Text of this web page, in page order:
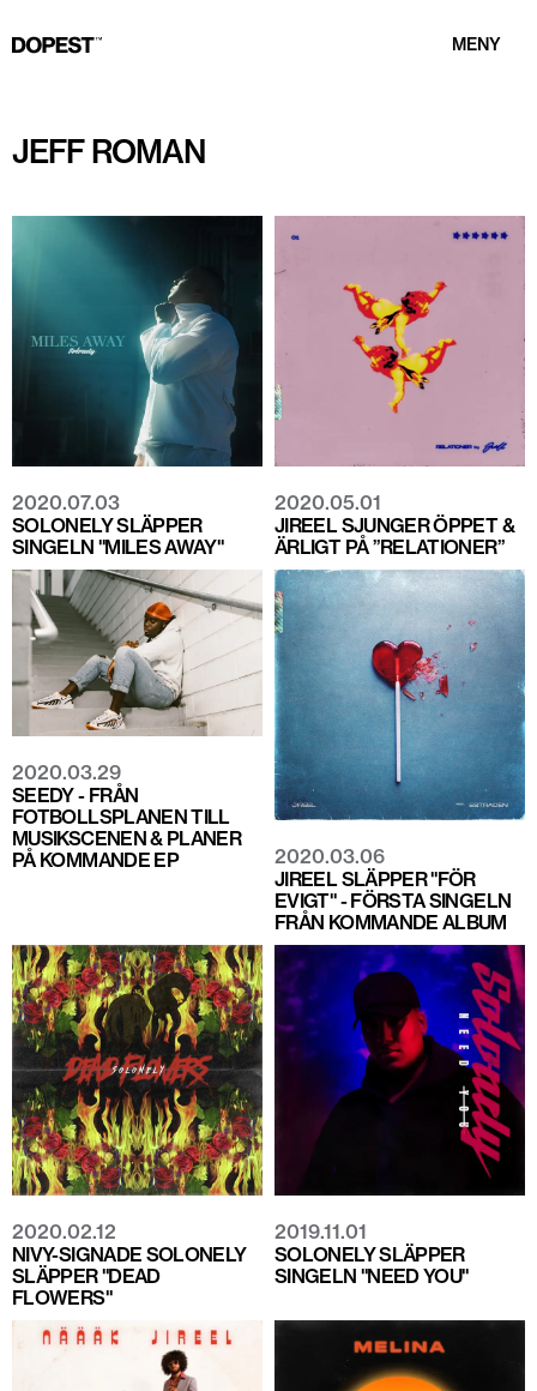
MENY
JEFF ROMAN
2020.07.03
SOLONELY SLÄPPER
SINGELN "MILES AWAY"
2020.05.01
JIREEL SJUNGER ÖPPET &
ÄRLIGT PÅ ”RELATIONER”
2020.03.29
SEEDY - FRÅN
FOTBOLLSPLANEN TILL
MUSIKSCENEN & PLANER
PÅ KOMMANDE EP
2020.03.06
JIREEL SLÄPPER "FÖR
EVIGT" - FÖRSTA SINGELN
FRÅN KOMMANDE ALBUM
2020.02.12
NIVY-SIGNADE SOLONELY
SLÄPPER "DEAD
FLOWERS"
2019.11.01
SOLONELY SLÄPPER
SINGELN "NEED YOU"